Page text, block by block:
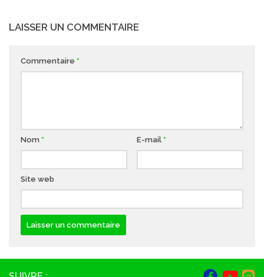
LAISSER UN COMMENTAIRE
Commentaire *
Nom * E-mail *
Site web